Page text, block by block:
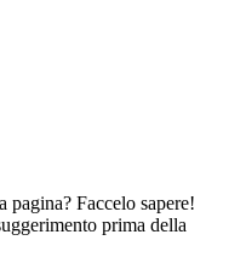
pagina? Faccelo sapere!
prima della